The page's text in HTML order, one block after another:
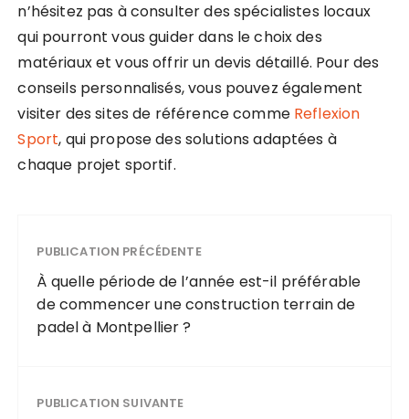
n’hésitez pas à consulter des spécialistes locaux
qui pourront vous guider dans le choix des
matériaux et vous offrir un devis détaillé. Pour des
conseils personnalisés, vous pouvez également
visiter des sites de référence comme Reflexion
Sport, qui propose des solutions adaptées à
chaque projet sportif.
PUBLICATION PRÉCÉDENTE
À quelle période de l’année est-il préférable
de commencer une construction terrain de
padel à Montpellier ?
PUBLICATION SUIVANTE